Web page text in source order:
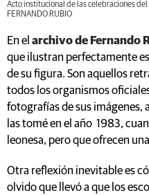
Acto institucional de las celebraciones del
FERNANDO RUBIO
En el archivo de Fernando
que ilustran perfectamente
de su figura. Son aquellos
todos los organismos
fotografías de sus imágenes,
las tomé en el año 1983,
leonesa, pero que ofrecen
Otra reflexión inevitable es
olvido que llevó a que los